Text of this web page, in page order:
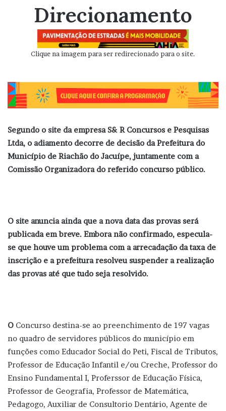
Direcionamento
Clique na imagem para ser redirecionado para o site.
Segundo o site da empresa S& R Concursos e Pesquisas
Ltda, o adiamento decorre de decisão da Prefeitura do
Município de Riachão do Jacuípe, juntamente com a
Comissão Organizadora do referido concurso público.
O site anuncia ainda que a nova data das provas será
publicada em breve. Embora não confirmado, especula-
se que houve um problema com a arrecadação da taxa de
inscrição e a prefeitura resolveu suspender a realização
das provas até que tudo seja resolvido.
O Concurso destina-se ao preenchimento de 197 vagas
no quadro de servidores públicos do município em
funções como Educador Social do Peti, Fiscal de Tributos,
Professor de Educação Infantil e/ou Creche, Professor do
Ensino Fundamental I, Proferssor de Educação Física,
Professor de Geografia, Professor de Matemática,
Pedagogo, Auxiliar de Consultorio Dentário, Agente de